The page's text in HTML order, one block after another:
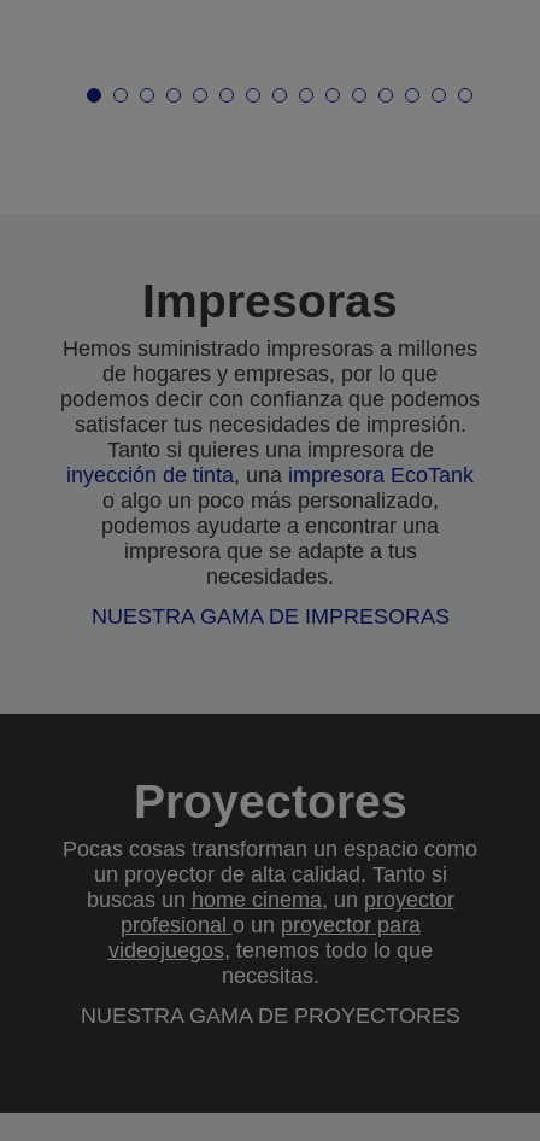
Impresoras
Hemos suministrado impresoras a millones
de hogares y empresas, por lo que
podemos decir con confianza que podemos
satisfacer tus necesidades de impresión.
Tanto si quieres una impresora de
inyección de tinta, una impresora EcoTank
o algo un poco más personalizado,
podemos ayudarte a encontrar una
impresora que se adapte a tus
necesidades.
NUESTRA GAMA DE IMPRESORAS
Proyectores
Pocas cosas transforman un espacio como
un proyector de alta calidad. Tanto si
buscas un home cinema, un proyector
profesional o un proyector para
videojuegos, tenemos todo lo que
necesitas.
NUESTRA GAMA DE PROYECTORES